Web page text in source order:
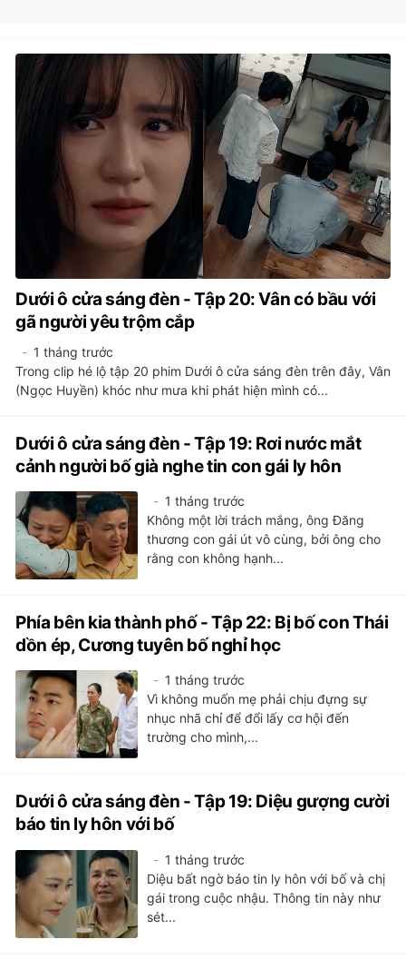
Dưới ô cửa sáng đèn - Tập 20: Vân có bầu với
gã người yêu trộm cắp
1 tháng trước
Trong clip hé lộ tập 20 phim Dưới ô cửa sáng đèn trên đây, Vân
(Ngọc Huyền) khóc như mưa khi phát hiện mình có...
Dưới ô cửa sáng đèn - Tập 19: Rơi nước mắt
cảnh người bố già nghe tin con gái ly hôn
1 tháng trước
Không một lời trách mắng, ông Đăng
thương con gái út vô cùng, bởi ông cho
rằng con không hạnh...
Phía bên kia thành phố - Tập 22: Bị bố con Thái
dồn ép, Cương tuyên bố nghỉ học
1 tháng trước
Vì không muốn mẹ phải chịu đựng sự
nhục nhã chỉ để đổi lấy cơ hội đến
trường cho mình,...
Dưới ô cửa sáng đèn - Tập 19: Diệu gượng cười
báo tin ly hôn với bố
1 tháng trước
Diệu bất ngờ báo tin ly hôn với bố và chị
gái trong cuộc nhậu. Thông tin này như
sét...